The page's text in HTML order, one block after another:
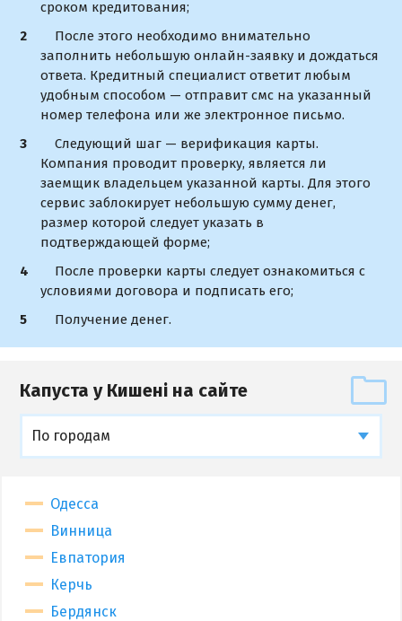
сроком кредитования;
После этого необходимо внимательно
заполнить небольшую онлайн-заявку и дождаться
ответа. Кредитный специалист ответит любым
удобным способом — отправит смс на указанный
номер телефона или же электронное письмо.
Следующий шаг — верификация карты.
Компания проводит проверку, является ли
заемщик владельцем указанной карты. Для этого
сервис заблокирует небольшую сумму денег,
размер которой следует указать в
подтверждающей форме;
После проверки карты следует ознакомиться с
условиями договора и подписать его;
Получение денег.
Капуста у Кишені на сайте
По городам
Одесса
Винница
Евпатория
Керчь
Бердянск